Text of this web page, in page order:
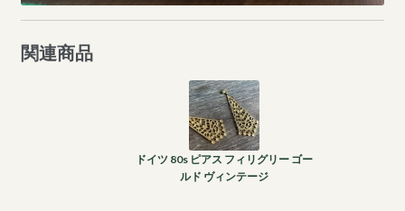
関連商品
ドイツ 80s ピアス フィリグリー ゴー
ルド ヴィンテージ